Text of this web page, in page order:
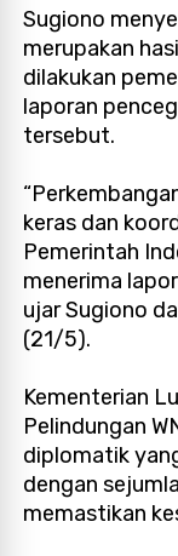
Sugiono
merupakan
dilakukan
laporan
tersebut.
keras dan
Pemerintah
menerima
ujar Sugiono
(21/5).
Kementerian
Pelindungan
diplomatik
dengan
memastikan